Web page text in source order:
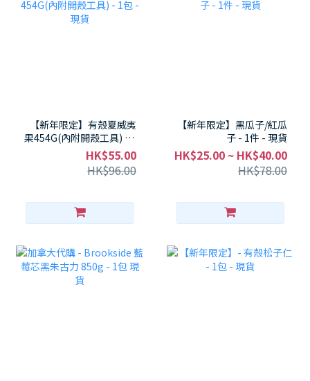
【新年限定】有殼夏威夷
果454G(內附開殼工具) - 1
包 - 現貨
HK$55.00
HK$96.00
【新年限定】黑瓜子/紅瓜
子 - 1件 - 現貨
HK$25.00 ~ HK$40.00
HK$78.00